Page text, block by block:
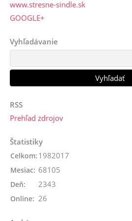
www.stresne-sindle.sk
GOOGLE+
Vyhľadávanie
RSS
Prehľad zdrojov
Štatistiky
Online: 26
Celkom: 1982017
Mesiac: 68105
Deň: 2343